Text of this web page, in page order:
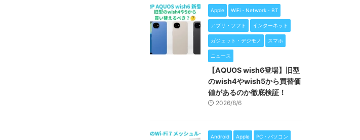
Apple WiFi・Network・BT
アプリ・ソフト インターネット
ガジェット・デジモノ スマホ
ニュース
【AQUOS wish6登場】旧型
のwish4やwish5から買替価
値があるのか徹底検証！
2026/8/6
Android Apple PC・パソコン